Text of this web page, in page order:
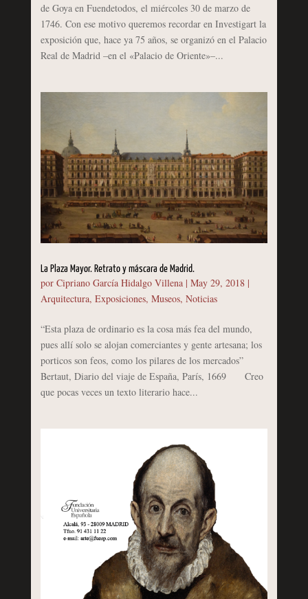
de Goya en Fuendetodos, el miércoles 30 de marzo de
1746. Con ese motivo queremos recordar en Investigart la
exposición que, hace ya 75 años, se organizó en el Palacio
Real de Madrid –en el «Palacio de Oriente»–...
La Plaza Mayor. Retrato y máscara de Madrid.
por Cipriano García Hidalgo Villena| May 29, 2018|
Arquitectura, Exposiciones, Museos, Noticias
“Esta plaza de ordinario es la cosa más fea del mundo,
pues allí solo se alojan comerciantes y gente artesana; los
porticos son feos, como los pilares de los mercados”
Bertaut, Diario del viaje de España, París, 1669 Creo
que pocas veces un texto literario hace...